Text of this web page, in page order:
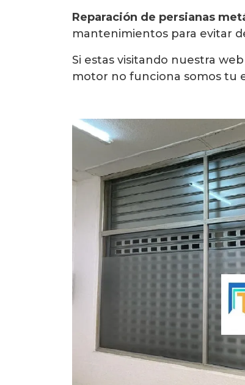
Reparación de persianas
mantenimientos para evitar
Si estas visitando nuestra
motor no funciona somos tu